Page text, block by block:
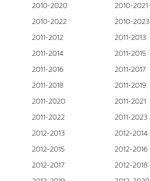
2010-2020
2010-2021
2010-2022
2010-2023
2011-2012
2011-2013
2011-2014
2011-2015
2011-2016
2011-2017
2011-2018
2011-2019
2011-2020
2011-2021
2011-2022
2011-2023
2012-2013
2012-2014
2012-2015
2012-2016
2012-2017
2012-2018